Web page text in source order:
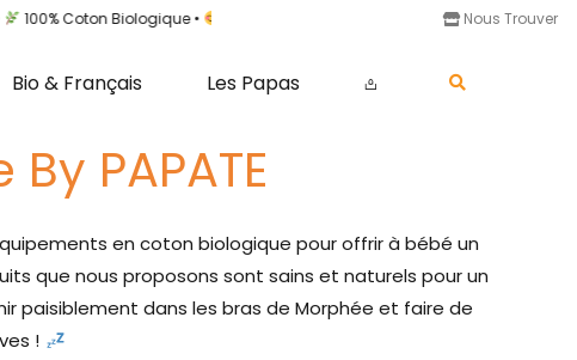
Coton Biologique • Satisfait ou remboursé • Livraison offerte dès
Nous Trouver
Bio & Français Les Papas 𖡌
PAPATE
en coton biologique pour offrir à bébé un
que nous proposons sont sains et naturels pour un
paisiblement dans les bras de Morphée et faire de
!